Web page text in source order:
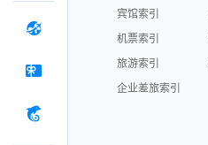
宾馆索引
机票索引
旅游索引
企业差旅索引